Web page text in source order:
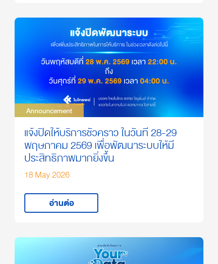
Announcement
Announcement
แจ้งปิดให้บริการชั่วคราว ในวันที่ 28-29
พฤษภาคม 2569 เพื่อพัฒนาระบบให้มี
ประสิทธิภาพมากยิ่งขึ้น
18 May 2026
อ่านต่อ